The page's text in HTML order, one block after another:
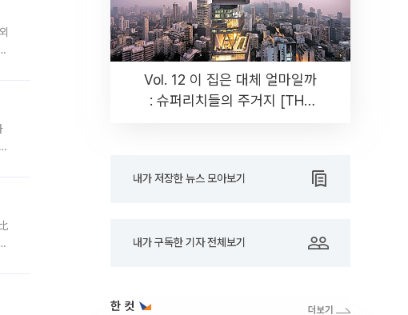
Vol. 12 이 집은 대체 얼마일까
: 슈퍼리치들의 주거지 [THE
내가 저장한 뉴스 모아보기
내가 구독한 기자 전체보기
한 컷